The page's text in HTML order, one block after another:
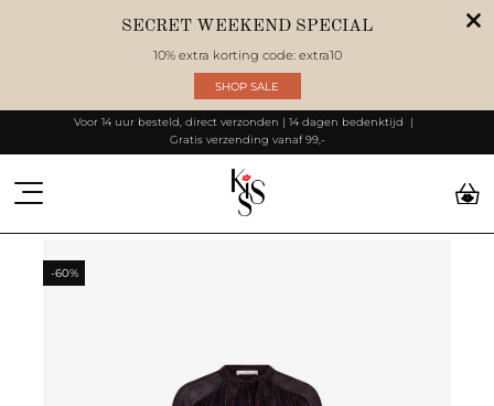
SECRET WEEKEND SPECIAL
10% extra korting code: extra10
SHOP SALE
Voor 14 uur besteld, direct verzonden | 14 dagen bedenktijd
Gratis verzending vanaf 99,-
-60%